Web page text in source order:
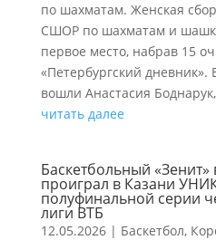
по шахматам. Женская
СШОР по шахматам и
первое место, набрав 15
«Петербургский дневник».
вошли Анастасия
читать далее
Баскетбольный
проиграл в Казани
полуфинальной серии
лиги ВТБ
12.05.2026| Баскетбол,